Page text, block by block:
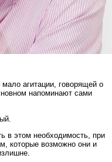
агитации, говорящей о
напоминают сами
в этом необходимость, при
которые возможно они и